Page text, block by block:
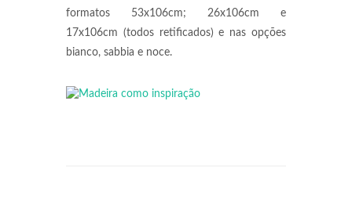
formatos 53x106cm; 26x106cm e
17x106cm (todos retificados) e nas opções
bianco, sabbia e noce.